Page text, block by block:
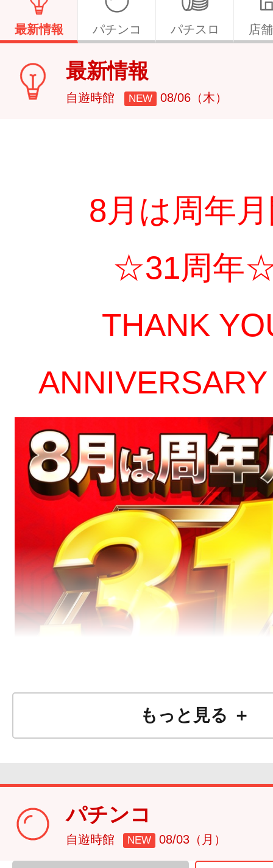
最新情報 パチンコ パチスロ 店
最新情報
自遊時館 NEW 08/06（木）
8月は周年
☆31周年
THANK
もっと見る ＋
パチンコ
自遊時館 NEW 08/03（月）